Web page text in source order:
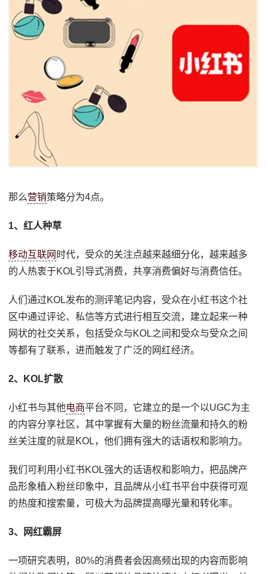
那么营销策略分为4点。
1、红人种草
移动互联网 时代，受众的关注点越来越细分化，越来越多
的人热衷于KOL引导式消费，共享消费偏好与消费信任。
人们通过KOL发布的测评笔记内容，受众在小红书这个社
区中通过评论、私信等方式进行相互交流，建立起来一种
网状的社交关系，包括受众与KOL之间和受众与受众之间
等都有了联系，进而触发了广泛的网红经济。
2、KOL扩散
小红书与其他电商平台不同，它建立的是一个以UGC为主
的内容分享社区，其中掌握有大量的粉丝流量和持久的粉
丝关注度的就是KOL，他们拥有强大的话语权和影响力。
我们可利用小红书KOL强大的话语权和影响力，把品牌产
品形象植入粉丝印象中，且品牌从小红书平台中获得可观
的热度和搜索量，可极大为品牌提高曝光量和转化率。
3、网红霸屏
一项研究表明，80%的消费者会因高频出现的内容而影响